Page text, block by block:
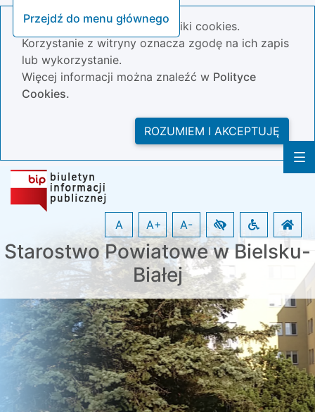
Przejdź do menu głównego
Nasza strona wykorzystuje pliki cookies.
Korzystanie z witryny oznacza zgodę na ich zapis
lub wykorzystanie.
Więcej informacji można znaleźć w Polityce
Cookies.
ROZUMIEM I AKCEPTUJĘ
Starostwo Powiatowe w Bielsku-
Białej
A A+ A-